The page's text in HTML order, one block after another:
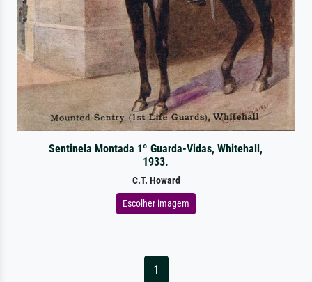
Sentinela Montada 1º Guarda-Vidas, Whitehall,
1933.
C.T. Howard
Escolher imagem
1